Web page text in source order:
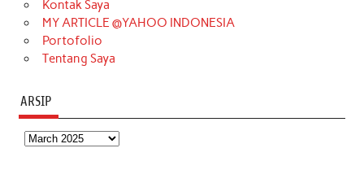
Kontak Saya
MY ARTICLE @YAHOO INDONESIA
Portofolio
Tentang Saya
ARSIP
Arsip